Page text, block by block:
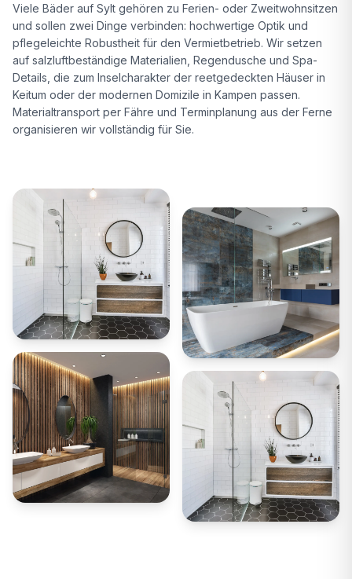
Viele Bäder auf Sylt gehören zu Ferien- oder Zweitwohnsitzen
und sollen zwei Dinge verbinden: hochwertige Optik und
pflegeleichte Robustheit für den Vermietbetrieb. Wir setzen
auf salzluftbeständige Materialien, Regendusche und Spa-
Details, die zum Inselcharakter der reetgedeckten Häuser in
Keitum oder der modernen Domizile in Kampen passen.
Materialtransport per Fähre und Terminplanung aus der Ferne
organisieren wir vollständig für Sie.